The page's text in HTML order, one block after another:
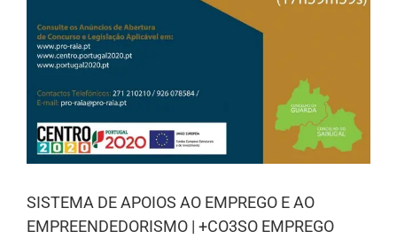
SISTEMA DE APOIOS AO EMPREGO E AO
EMPREENDEDORISMO | +CO3SO EMPREGO